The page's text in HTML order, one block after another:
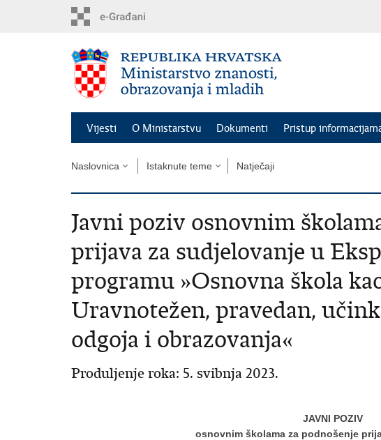
Vijesti O Ministarstvu Dokumenti Pristup
Naslovnica Istaknute teme Natječaji
Javni poziv osnovnim
prijava za sudjelovanje u
programu »Osnovna škola
Uravnotežen, pravedan,
odgoja i obrazovanja«
Produljenje roka: 5. svibnja 2023.
JAVNI POZIV
osnovnim školama za podnošenje